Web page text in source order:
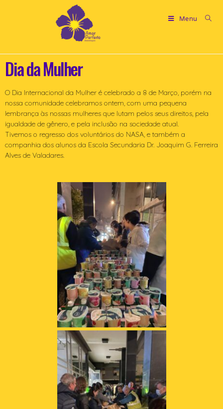
Menu
Dia da Mulher
O Dia Internacional da Mulher é celebrado a 8 de Março, porém na
nossa comunidade celebramos ontem, com uma pequena
lembrança às nossas mulheres que lutam pelos seus direitos, pela
igualdade de gênero, e pela inclusão na sociedade atual.
Tivemos o regresso dos voluntários do NASA, e também a
companhia dos alunos da Escola Secundaria Dr. Joaquim G. Ferreira
Alves de Valadares.